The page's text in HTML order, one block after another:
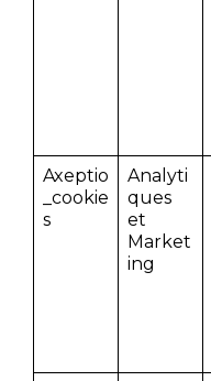
Axeptio
_cookie
s
Analyti
ques
et
Market
ing